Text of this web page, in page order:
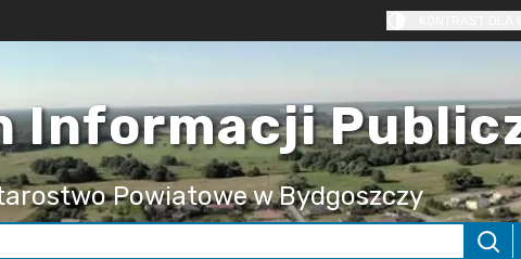
Informacji
Powiatowe w Bydgoszczy